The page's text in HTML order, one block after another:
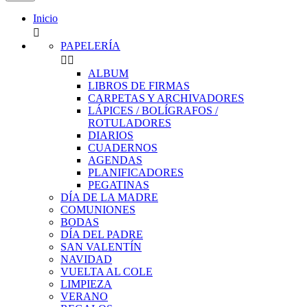
Inicio

PAPELERÍA
 
ALBUM
LIBROS DE FIRMAS
CARPETAS Y ARCHIVADORES
LÁPICES / BOLÍGRAFOS /
ROTULADORES
DIARIOS
CUADERNOS
AGENDAS
PLANIFICADORES
PEGATINAS
DÍA DE LA MADRE
COMUNIONES
BODAS
DÍA DEL PADRE
SAN VALENTÍN
NAVIDAD
VUELTA AL COLE
LIMPIEZA
VERANO